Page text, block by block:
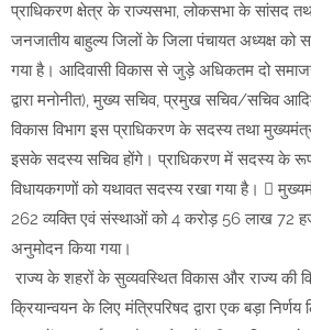
प्राधिकरण क्षेत्र के राज्यसभा, लोकसभा के सांसद
जनजातीय बाहुल्य जिलों के जिला पंचायत अध्यक्ष को
गया है। आदिवासी विकास से जुड़े अधिकतम दो
द्वारा मनोनीत), मुख्य सचिव, प्रमुख सचिव/सचिव
विकास विभाग इस प्राधिकरण के सदस्य तथा
इसके सदस्य सचिव होंगे। प्राधिकरण में सदस्य के रूप
विधायकगणों को यथावत सदस्य रखा गया है। 
262 व्यक्ति एवं संस्थाओं को 4 करोड़ 56 लाख 72
अनुमोदन किया गया।
राज्य के शहरों के सुव्यवस्थित विकास और राज्य की
क्रियान्वयन के लिए मंत्रिपरिषद द्वारा एक बड़ा